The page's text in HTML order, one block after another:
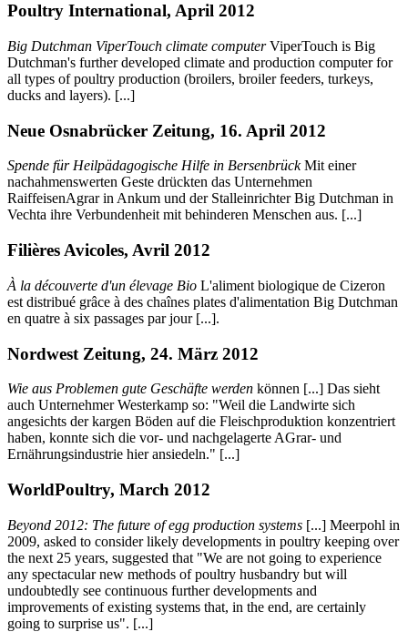
Poultry International, April 2012
Big Dutchman ViperTouch climate computerViperTouch is Big
Dutchman's further developed climate and production computer for
all types of poultry production (broilers, broiler feeders, turkeys,
ducks and layers). [...]
Neue Osnabrücker Zeitung, 16. April 2012
Spende für Heilpädagogische Hilfe in BersenbrückMit einer
nachahmenswerten Geste drückten das Unternehmen
RaiffeisenAgrar in Ankum und der Stalleinrichter Big Dutchman in
Vechta ihre Verbundenheit mit behinderen Menschen aus. [...]
Filières Avicoles, Avril 2012
À la découverte d'un élevage Bio L'aliment biologique de Cizeron
est distribué grâce à des chaînes plates d'alimentation Big Dutchman
en quatre à six passages par jour [...].
Nordwest Zeitung, 24. März 2012
Wie aus Problemen gute Geschäfte werden können [...] Das sieht
auch Unternehmer Westerkamp so: "Weil die Landwirte sich
angesichts der kargen Böden auf die Fleischproduktion konzentriert
haben, konnte sich die vor- und nachgelagerte AGrar- und
Ernährungsindustrie hier ansiedeln." [...]
WorldPoultry, March 2012
Beyond 2012: The future of egg production systems [...] Meerpohl in
2009, asked to consider likely developments in poultry keeping over
the next 25 years, suggested that "We are not going to experience
any spectacular new methods of poultry husbandry but will
undoubtedly see continuous further developments and
improvements of existing systems that, in the end, are certainly
going to surprise us". [...]